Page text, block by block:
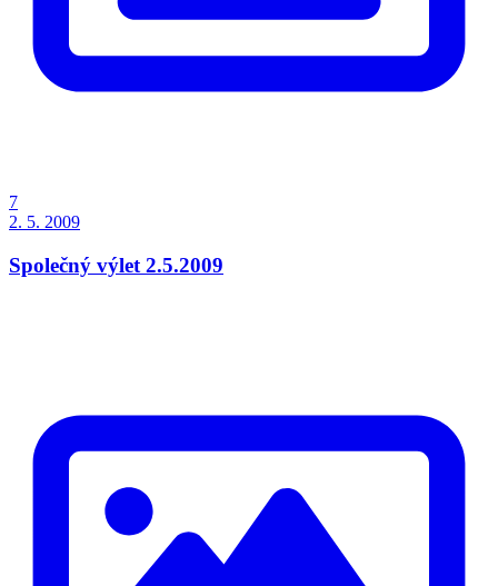
7
2. 5. 2009
Společný výlet 2.5.2009